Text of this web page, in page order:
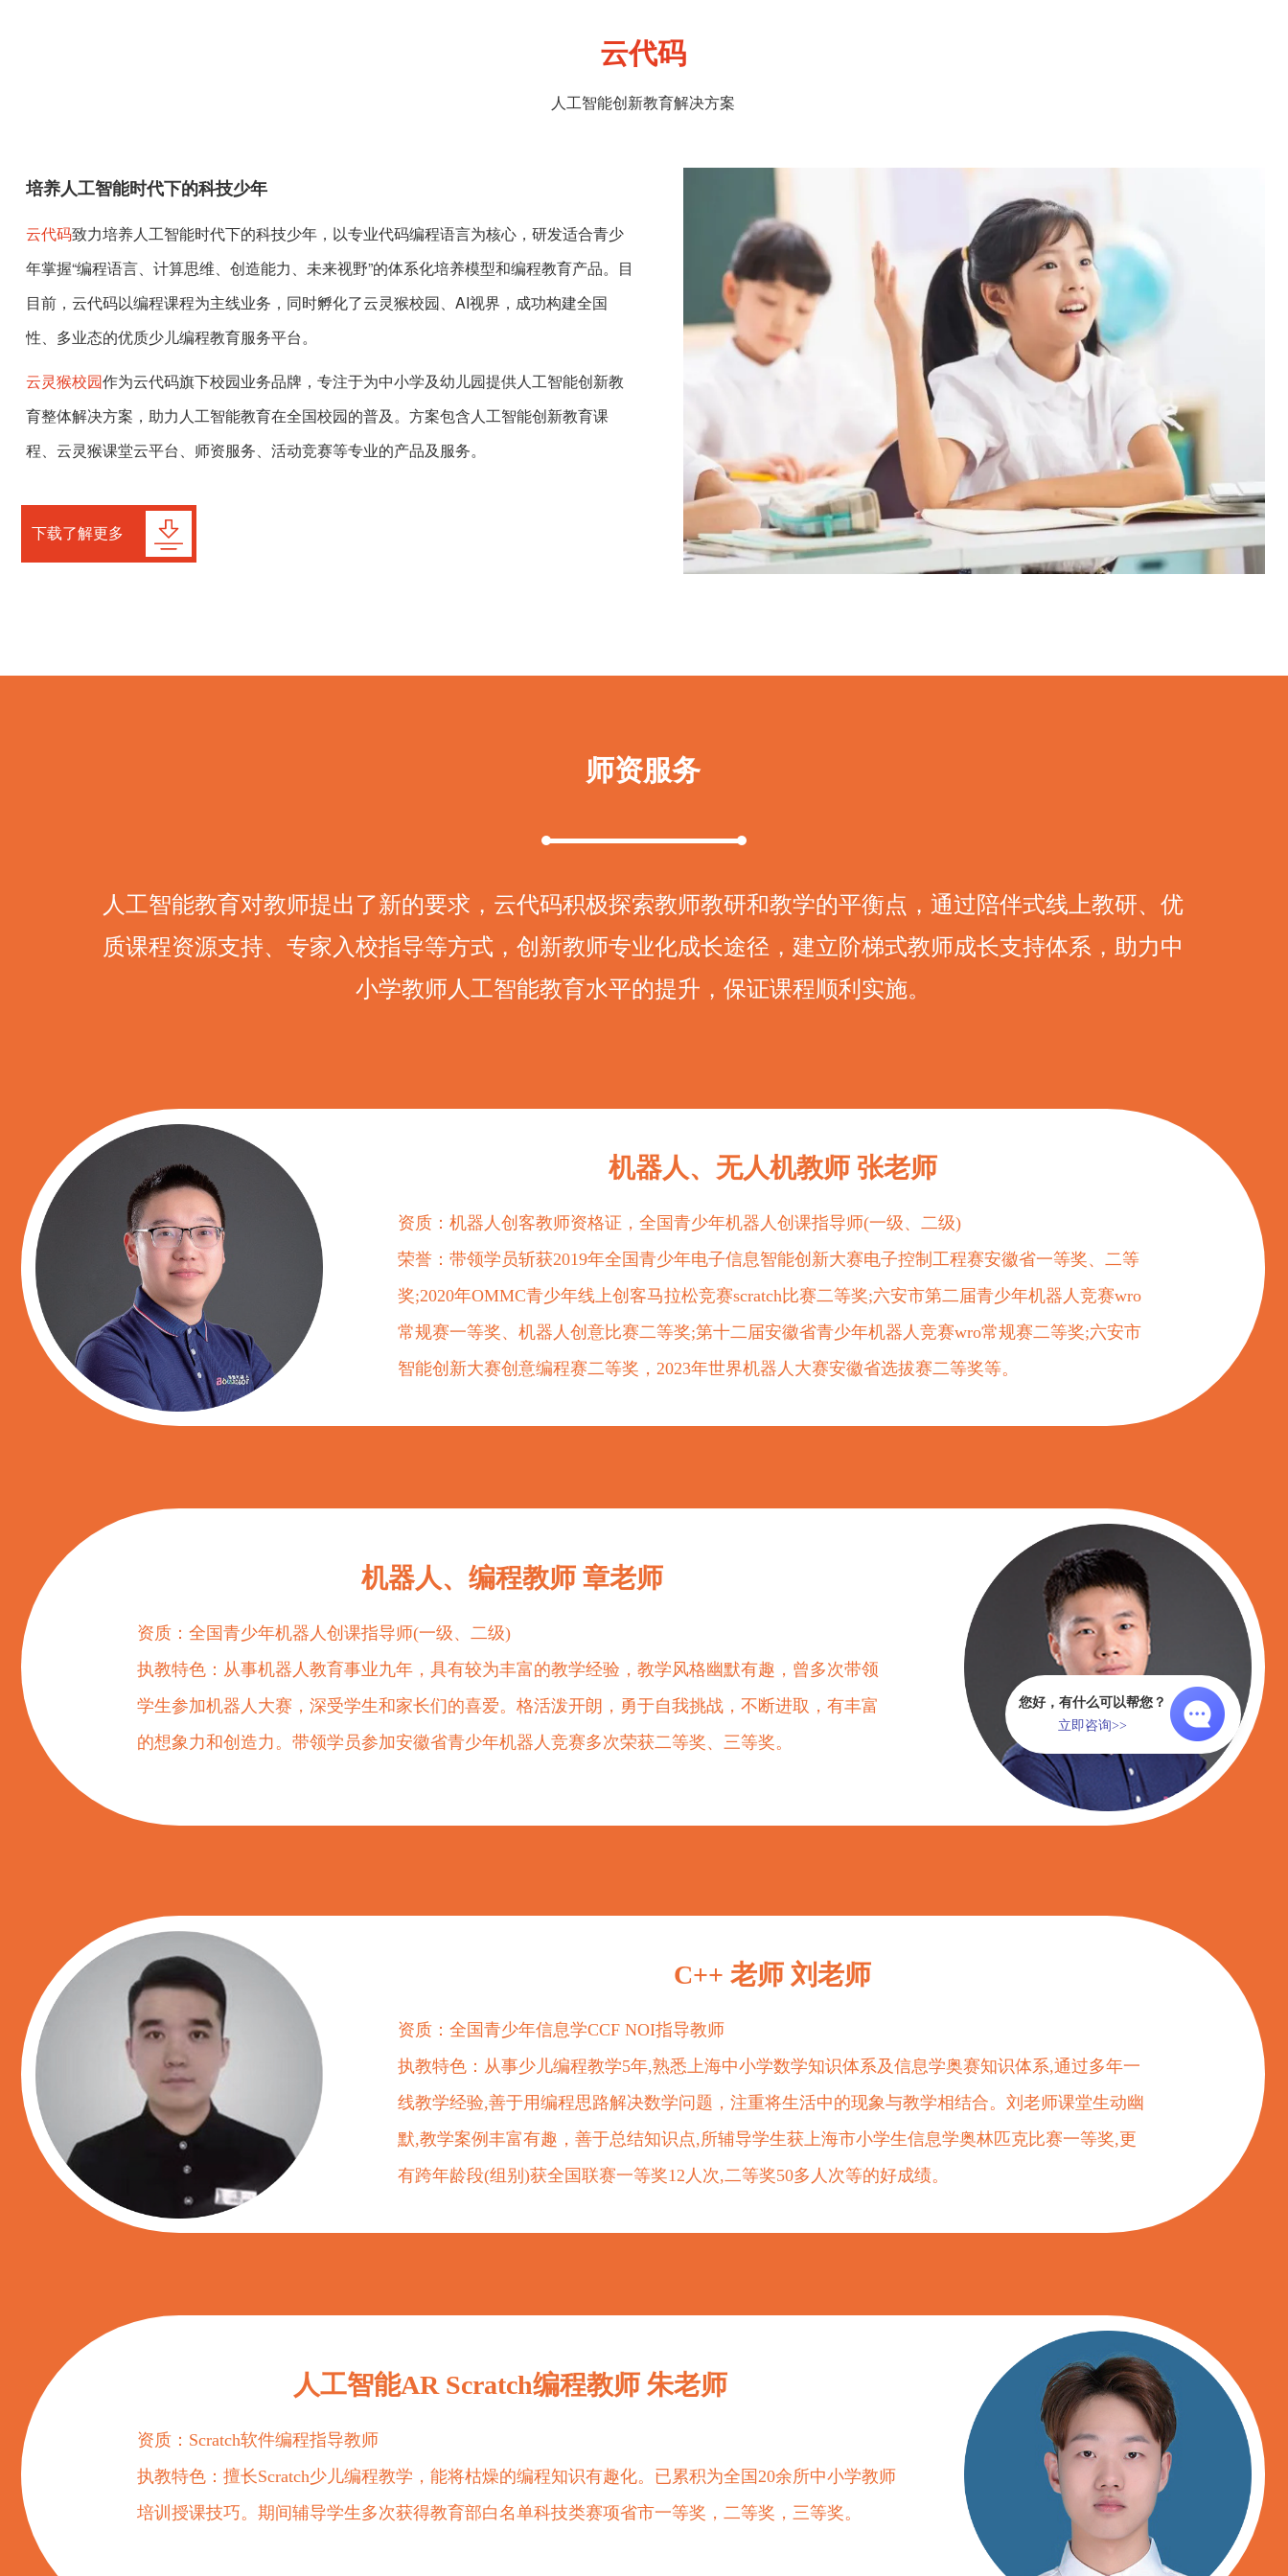
您好，有什么可以帮您？
立即咨询>>
云代码
人工智能创新教育解决方案
培养人工智能时代下的科技少年
云代码致力培养人工智能时代下的科技少年，以专业代码编程语言为核心，研发适合青少
年掌握“编程语言、计算思维、创造能力、未来视野”的体系化培养模型和编程教育产品。目
目前，云代码以编程课程为主线业务，同时孵化了云灵猴校园、AI视界，成功构建全国
性、多业态的优质少儿编程教育服务平台。
云灵猴校园作为云代码旗下校园业务品牌，专注于为中小学及幼儿园提供人工智能创新教
育整体解决方案，助力人工智能教育在全国校园的普及。方案包含人工智能创新教育课
程、云灵猴课堂云平台、师资服务、活动竞赛等专业的产品及服务。
下载了解更多
师资服务
人工智能教育对教师提出了新的要求，云代码积极探索教师教研和教学的平衡点，通过陪伴式线上教研、优
质课程资源支持、专家入校指导等方式，创新教师专业化成长途径，建立阶梯式教师成长支持体系，助力中
小学教师人工智能教育水平的提升，保证课程顺利实施。
机器人、无人机教师 张老师
资质：机器人创客教师资格证，全国青少年机器人创课指导师(一级、二级)
荣誉：带领学员斩获2019年全国青少年电子信息智能创新大赛电子控制工程赛安徽省一等奖、二等
奖;2020年OMMC青少年线上创客马拉松竞赛scratch比赛二等奖;六安市第二届青少年机器人竞赛wro
常规赛一等奖、机器人创意比赛二等奖;第十二届安徽省青少年机器人竞赛wro常规赛二等奖;六安市
智能创新大赛创意编程赛二等奖，2023年世界机器人大赛安徽省选拔赛二等奖等。
机器人、编程教师 章老师
资质：全国青少年机器人创课指导师(一级、二级)
执教特色：从事机器人教育事业九年，具有较为丰富的教学经验，教学风格幽默有趣，曾多次带领
学生参加机器人大赛，深受学生和家长们的喜爱。格活泼开朗，勇于自我挑战，不断进取，有丰富
的想象力和创造力。带领学员参加安徽省青少年机器人竞赛多次荣获二等奖、三等奖。
C++ 老师 刘老师
资质：全国青少年信息学CCF NOI指导教师
执教特色：从事少儿编程教学5年,熟悉上海中小学数学知识体系及信息学奥赛知识体系,通过多年一
线教学经验,善于用编程思路解决数学问题，注重将生活中的现象与教学相结合。刘老师课堂生动幽
默,教学案例丰富有趣，善于总结知识点,所辅导学生获上海市小学生信息学奥林匹克比赛一等奖,更
有跨年龄段(组别)获全国联赛一等奖12人次,二等奖50多人次等的好成绩。
人工智能AR Scratch编程教师 朱老师
资质：Scratch软件编程指导教师
执教特色：擅长Scratch少儿编程教学，能将枯燥的编程知识有趣化。已累积为全国20余所中小学教师
培训授课技巧。期间辅导学生多次获得教育部白名单科技类赛项省市一等奖，二等奖，三等奖。